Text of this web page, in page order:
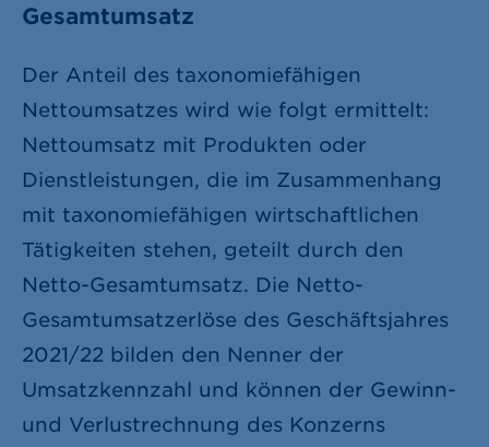
Gesamtumsatz
Der Anteil des taxonomiefähigen
Nettoumsatzes wird wie folgt ermittelt:
Nettoumsatz mit Produkten oder
Dienstleistungen, die im Zusammenhang
mit taxonomiefähigen wirtschaftlichen
Tätigkeiten stehen, geteilt durch den
Netto-Gesamtumsatz. Die Netto-
Gesamtumsatzerlöse des Geschäftsjahres
2021/22 bilden den Nenner der
Umsatzkennzahl und können der Gewinn-
und Verlustrechnung des Konzerns